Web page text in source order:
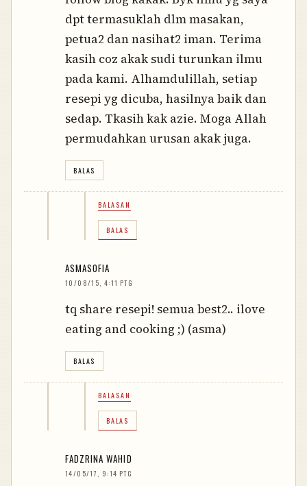
dpt termasuklah dlm masakan,
petua2 dan nasihat2 iman. Terima
kasih coz akak sudi turunkan ilmu
pada kami. Alhamdulillah, setiap
resepi yg dicuba, hasilnya baik dan
sedap. Tkasih kak azie. Moga Allah
permudahkan urusan akak juga.
BALAS
BALASAN
BALAS
ASMASOFIA
10/08/15, 4:11 PTG
tq share resepi! semua best2.. ilove
eating and cooking ;) (asma)
BALAS
BALASAN
BALAS
FADZRINA WAHID
14/05/17, 9:14 PTG